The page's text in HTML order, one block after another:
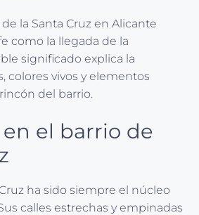
la Santa Cruz en Alicante
como la llegada de la
significado explica la
colores vivos y elementos
del barrio.
el barrio de
ha sido siempre el núcleo
calles estrechas y empinadas